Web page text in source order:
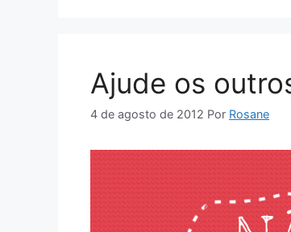
Ajude os
4 de agosto de 2012 Por Rosane